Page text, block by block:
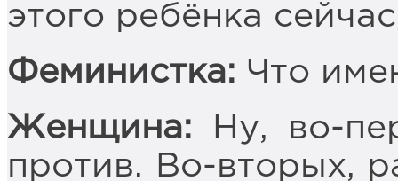
этого ребёнка
Феминистка: Что
Женщина: Ну, во-
против. Во-вторых,